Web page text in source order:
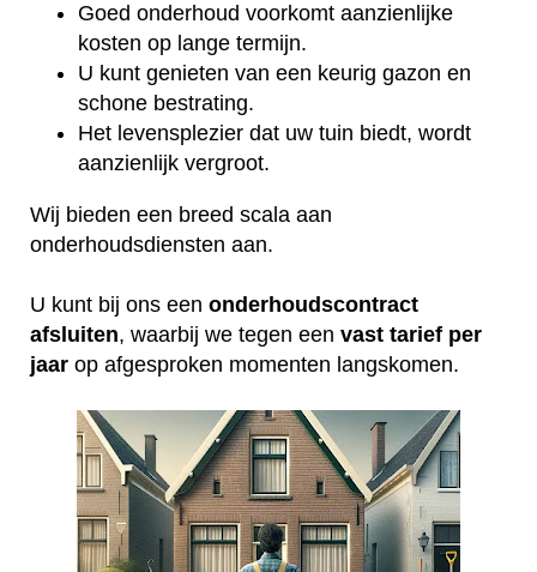
Goed onderhoud voorkomt aanzienlijke
kosten op lange termijn.
U kunt genieten van een keurig gazon en
schone bestrating.
Het levensplezier dat uw tuin biedt, wordt
aanzienlijk vergroot.
Wij bieden een breed scala aan
onderhoudsdiensten aan.
U kunt bij ons een onderhoudscontract
afsluiten, waarbij we tegen een vast tarief per
jaar op afgesproken momenten langskomen.